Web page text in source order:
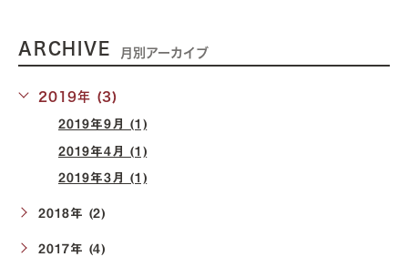
ARCHIVE 月別アーカイブ
2019年 (3)
2019年9月 (1)
2019年4月 (1)
2019年3月 (1)
2018年 (2)
2017年 (4)